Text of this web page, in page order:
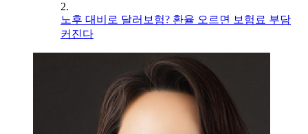
2.
노후 대비로 달러보험? 환율 오르면 보험료 부담
커진다